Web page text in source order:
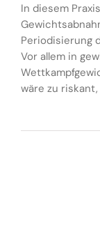
In diesem
Periodisierung
Vor allem in
wäre zu